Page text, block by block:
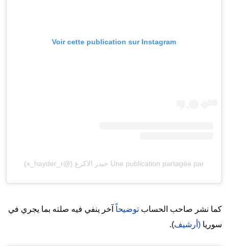
Voir cette publication sur Instagram
Une publication partagée par حيدر الاكرع (@x_hayder_r)
كما نشر صاحب الحساب توضيحاً آخر ينفي فيه صلته بما يجري في
سوريا (أرشيف).